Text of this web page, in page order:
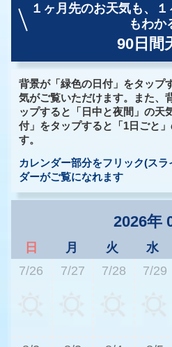
１ヶ月先のお天気も、
もわか
90日間
背景が「緑色の日付」をタップ
気がご覧いただけます。また、
ップすると「日中と夜間」の天
付」をタップすると「1日ごと
す。
カレンダー部分をフリック(ス
ダーがご覧になれます
2026年
日 月 火 水
7/26
7/27 7/28 7/29